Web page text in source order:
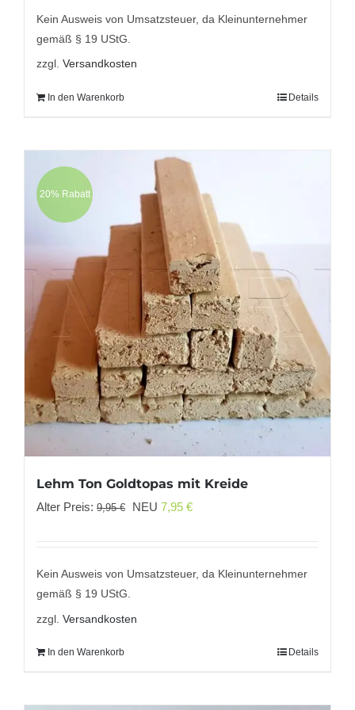
9,95 €
8,95 €.
Kein Ausweis von Umsatzsteuer, da Kleinunternehmer
gemäß § 19 UStG.
zzgl. Versandkosten
In den Warenkorb Details
20% Rabatt
Lehm Ton Goldtopas mit Kreide
Alter Preis: 9,95€
Ursprünglicher
9,95 €
NEU 7,95 €Aktueller
7,95 €.
Kein Ausweis von Umsatzsteuer, da Kleinunternehmer
gemäß § 19 UStG.
zzgl. Versandkosten
In den Warenkorb Details